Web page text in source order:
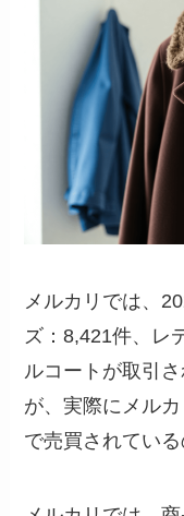
メルカリでは、
ズ：8,421件、レ
ルコートが取引
が、実際にメル
で売買されている